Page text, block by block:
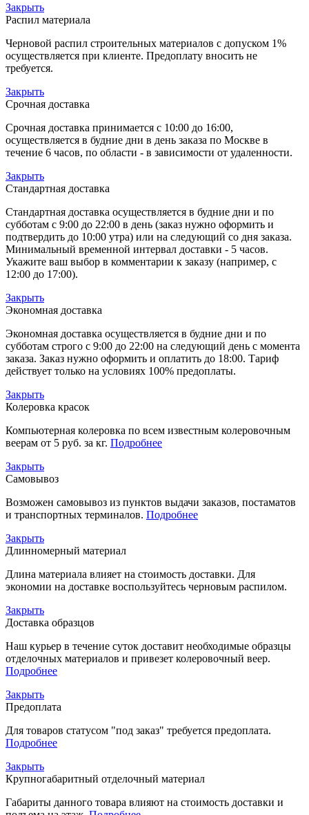
Закрыть
Распил материала
Черновой распил строительных материалов с допуском 1%
осуществляется при клиенте. Предоплату вносить не
требуется.
Закрыть
Срочная доставка
Срочная доставка принимается с 10:00 до 16:00,
осуществляется в будние дни в день заказа по Москве в
течение 6 часов, по области - в зависимости от удаленности.
Закрыть
Стандартная доставка
Стандартная доставка осуществляется в будние дни и по
субботам с 9:00 до 22:00 в день (заказ нужно оформить и
подтвердить до 10:00 утра) или на следующий со дня заказа.
Минимальный временной интервал доставки - 5 часов.
Укажите ваш выбор в комментарии к заказу (например, с
12:00 до 17:00).
Закрыть
Экономная доставка
Экономная доставка осуществляется в будние дни и по
субботам строго с 9:00 до 22:00 на следующий день с момента
заказа. Заказ нужно оформить и оплатить до 18:00. Тариф
действует только на условиях 100% предоплаты.
Закрыть
Колеровка красок
Компьютерная колеровка по всем известным колеровочным
веерам от 5 руб. за кг. Подробнее
Закрыть
Самовывоз
Возможен самовывоз из пунктов выдачи заказов, постаматов
и транспортных терминалов. Подробнее
Закрыть
Длинномерный материал
Длина материала влияет на стоимость доставки. Для
экономии на доставке воспользуйтесь черновым распилом.
Закрыть
Доставка образцов
Наш курьер в течение суток доставит необходимые образцы
отделочных материалов и привезет колеровочный веер.
Подробнее
Закрыть
Предоплата
Для товаров статусом "под заказ" требуется предоплата.
Подробнее
Закрыть
Крупногабаритный отделочный материал
Габариты данного товара влияют на стоимость доставки и